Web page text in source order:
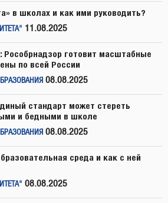
в школах и как ими руководить?
11.08.2025
Рособрнадзор готовит масштабные
по всей России
08.08.2025
стандарт может стереть
и бедными в школе
08.08.2025
среда и как с ней
08.08.2025